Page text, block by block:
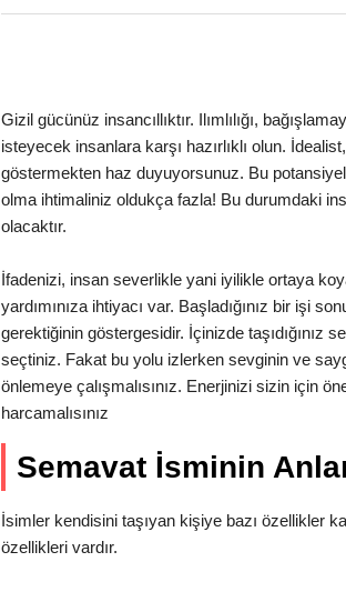
Gizil gücünüz insancıllıktır. Ilımlılığı,
isteyecek insanlara karşı hazırlıklı olun.
göstermekten haz duyuyorsunuz. Bu
olma ihtimaliniz oldukça fazla! Bu durumdaki
olacaktır.
İfadenizi, insan severlikle yani iyilikle ortaya
yardımınıza ihtiyacı var. Başladığınız bir işi
gerektiğinin göstergesidir. İçinizde
seçtiniz. Fakat bu yolu izlerken sevginin ve
önlemeye çalışmalısınız. Enerjinizi sizin için
harcamalısınız
Semavat İsminin
İsimler kendisini taşıyan kişiye bazı özellikler
özellikleri vardır.